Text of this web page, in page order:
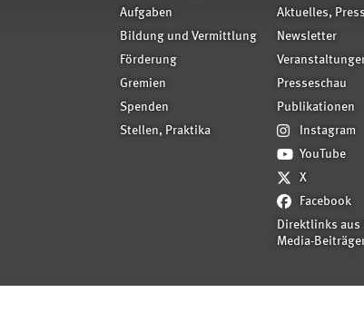
Aufgaben
Bildung und Vermittlung
Förderung
Gremien
Spenden
Stellen, Praktika
Aktuelles,
Newsletter
Presseschau
Publikationen
Instagram
YouTube
X
Facebook
Direktlinks aus
Media-